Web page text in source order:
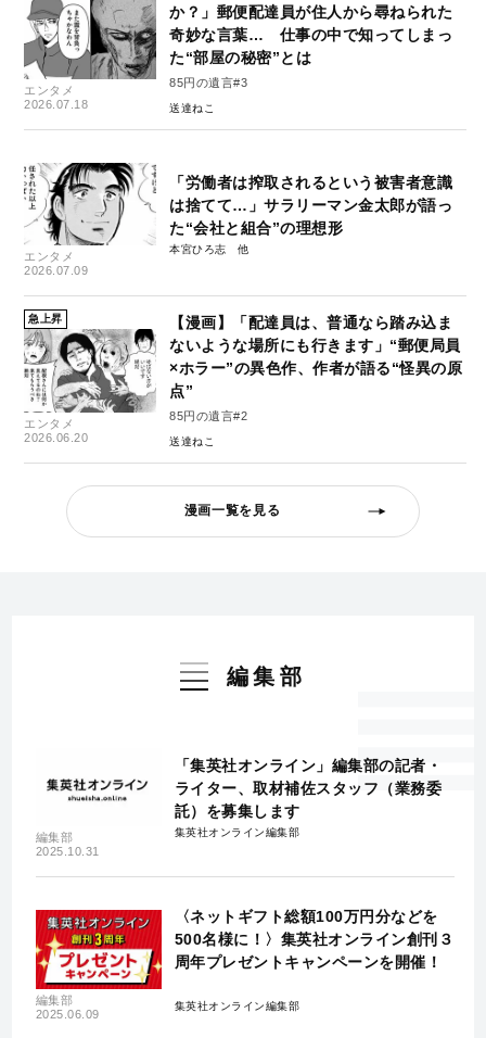
エンタメ
2026.07.18
か？」郵便配達員が住人から尋ねられた
奇妙な言葉… 仕事の中で知ってしまっ
た“部屋の秘密”とは
85円の遺言#3
送達ねこ
エンタメ
2026.07.09
「労働者は搾取されるという被害者意識
は捨てて…」サラリーマン金太郎が語っ
た“会社と組合”の理想形
本宮ひろ志
急上昇
エンタメ
2026.06.20
【漫画】「配達員は、普通なら踏み込ま
ないような場所にも行きます」“郵便局員
×ホラー”の異色作、作者が語る“怪異の原
点”
85円の遺言#2
送達ねこ
漫画一覧を見る
編集部
編集部
2025.10.31
「集英社オンライン」編集部の記者・
ライター、取材補佐スタッフ（業務委
託）を募集します
集英社オンライン編集部
編集部
2025.06.09
〈ネットギフト総額100万円分などを
500名様に！〉集英社オンライン創刊３
周年プレゼントキャンペーンを開催！
集英社オンライン編集部